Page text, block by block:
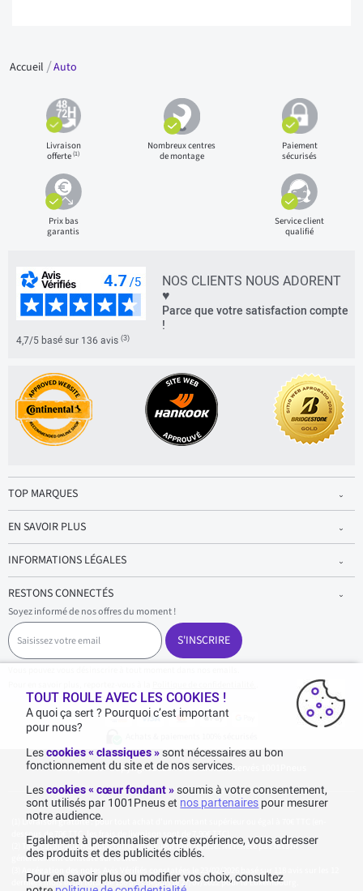
Accueil Auto
Livraison
offerte(1)
Nombreux centres
de montage
Paiement
sécurisés
Prix bas
garantis
Service client
qualifié
NOS CLIENTS NOUS ADORENT
♥
Parce que votre satisfaction compte
!
4,7/5 basé sur 136 avis (3)
TOP MARQUES
EN SAVOIR PLUS
INFORMATIONS LÉGALES
RESTONS CONNECTÉS
Soyez informé de nos offres du moment !
S
a
i
s
S'INSCRIRE
1001pneus - Copyright 2026 - Tous droits réservés 1001Pneus
Livraison gratuite : pour tout achat d'un montant supérieur ou égal à 70€ TTC (en-
dessous de 70€ TTC, les frais de livraison sont de 7,90€ TTC).
Tarif catalogue manufacturier en vigueur non remisé. Ne reflète pas le tarif
généralement constaté sur le site.
Agrégation des notes Avis Vérifiés constatées le 23/02/2026 basé sur 118 avis sur les 12
derniers mois et un total de 136 avis depuis le 27/07/2022 pour la Luxembourg.
TOUT ROULE AVEC LES COOKIES !
A quoi ça sert ? Pourquoi c’est important
pour nous?
Lescookies « classiques »sont nécessaires au bon
fonctionnement du site et de nos services.
Lescookies « cœur fondant » soumis à votre consentement,
sont utilisés par 1001Pneus et nos partenaires pour mesurer
notre audience.
Egalement à personnaliser votre expérience, vous adresser
des produits et des publicités ciblés.
Pour en savoir plus ou modifier vos choix, consultez